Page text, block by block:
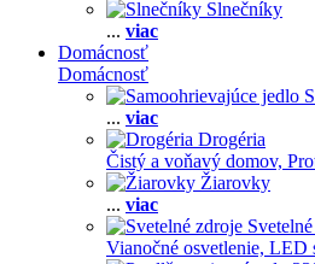
Slnečníky
... viac
Domácnosť
Domácnosť
... viac
Drogéria
Čistý a voňavý domov,
Žiarovky
... viac
Vianočné osvetlenie, LED